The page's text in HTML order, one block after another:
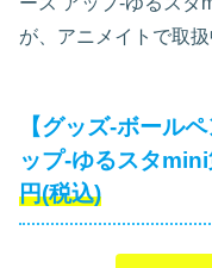
が、アニメイトで取扱
【グッズ-ボール
ップ-ゆるスタ
円(税込)